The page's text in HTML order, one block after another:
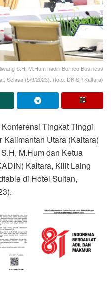
S.H, M.Hum hadiri Borneo Business
Selasa (5/9/2023). (foto: DKISP Kaltara)
Tingkat Tinggi
Utara (Kaltara)
M.Hum dan Ketua
Kaltara, Kilit Laing
di Hotel Sultan,